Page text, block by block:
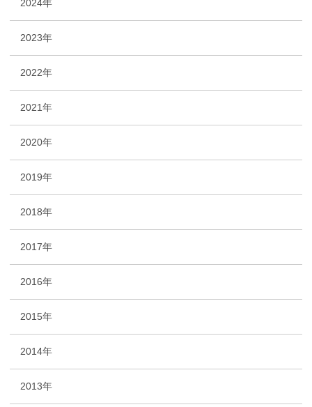
2024年
2023年
2022年
2021年
2020年
2019年
2018年
2017年
2016年
2015年
2014年
2013年